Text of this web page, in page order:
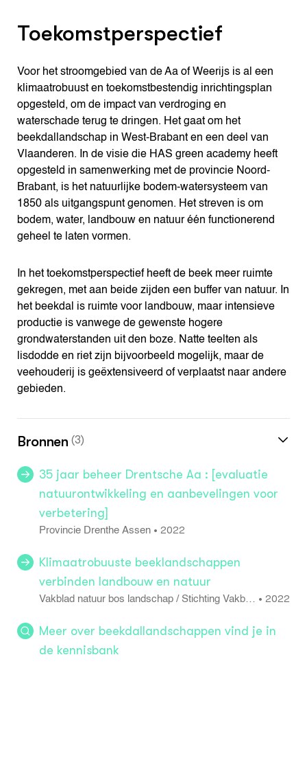
Toekomstperspectief
Voor het stroomgebied van de Aa of Weerijs is al een
klimaatrobuust en toekomstbestendig inrichtingsplan
opgesteld, om de impact van verdroging en
waterschade terug te dringen. Het gaat om het
beekdallandschap in West-Brabant en een deel van
Vlaanderen. In de visie die HAS green academy heeft
opgesteld in samenwerking met de provincie Noord-
Brabant, is het natuurlijke bodem-watersysteem van
1850 als uitgangspunt genomen. Het streven is om
bodem, water, landbouw en natuur één functionerend
geheel te laten vormen.
In het toekomstperspectief heeft de beek meer ruimte
gekregen, met aan beide zijden een buffer van natuur. In
het beekdal is ruimte voor landbouw, maar intensieve
productie is vanwege de gewenste hogere
grondwaterstanden uit den boze. Natte teelten als
lisdodde en riet zijn bijvoorbeeld mogelijk, maar de
veehouderij is geëxtensiveerd of verplaatst naar andere
gebieden.
Bronnen (3)
35 jaar beheer Drentsche Aa : [evaluatie
natuurontwikkeling en aanbevelingen voor
verbetering]
Provincie Drenthe Assen• 2022
Klimaatrobuuste beeklandschappen
verbinden landbouw en natuur
Vakblad natuur bos landschap / Stichting Vakbla
•2022
Meer over beekdallandschappen vind je in
de kennisbank